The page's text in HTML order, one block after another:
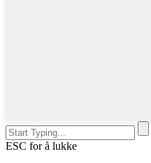
ESC for å lukke